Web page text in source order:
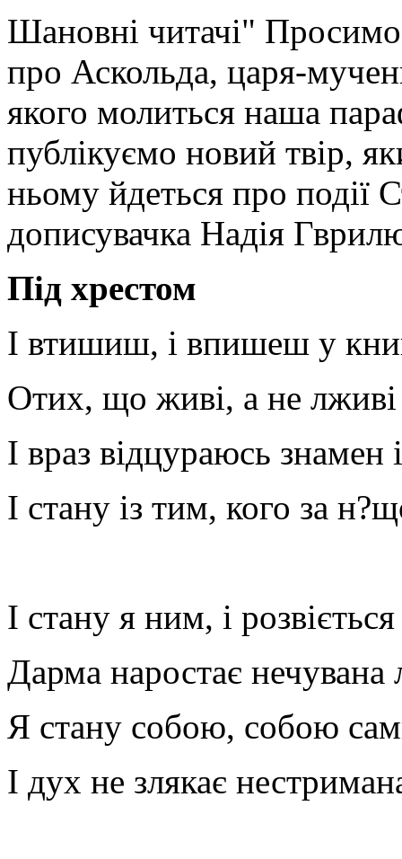
Шановні читачі"
про Аскольда, царя-
якого молиться наша
публікуємо новий твір,
ньому йдеться про події
дописувачка Надія
Під хрестом
І втишиш, і впишеш у
Отих, що живі, а не лживі
І враз відцураюсь знамен
І стану із тим, кого за
І стану я ним, і
Дарма наростає нечувана
Я стану собою, собою
І дух не злякає